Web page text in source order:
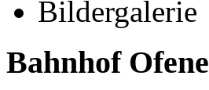
Bildergalerie
Bahnhof